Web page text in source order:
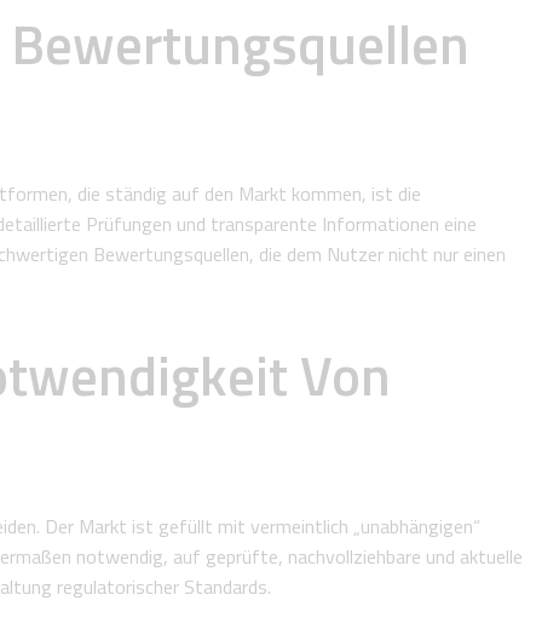
die ständig auf den Markt kommen, ist die
Prüfungen und transparente Informationen eine
Bewertungsquellen, die dem Nutzer nicht nur einen
Von
Der Markt ist gefüllt mit vermeintlich „unabhängigen“
notwendig, auf geprüfte, nachvollziehbare und aktuelle
regulatorischer Standards.